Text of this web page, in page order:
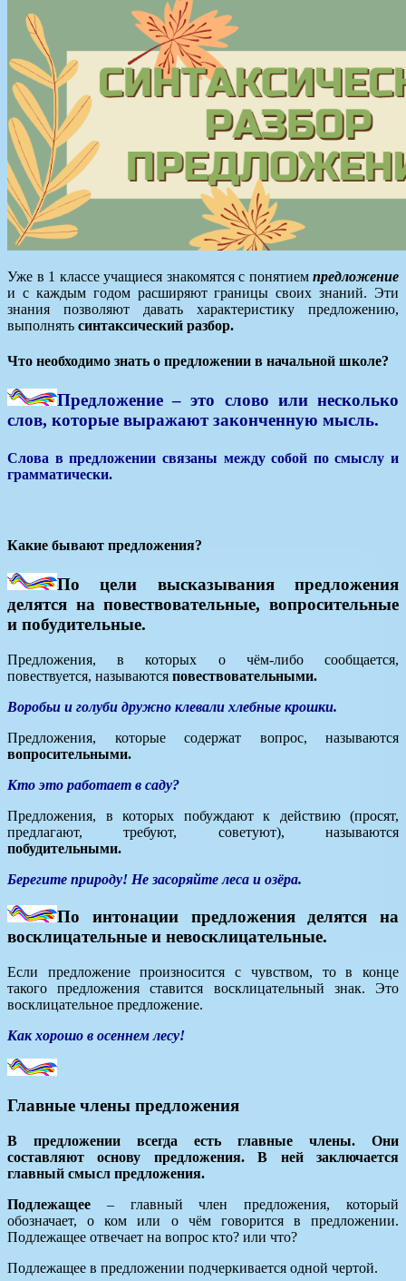
Уже в 1 классе учащиеся знакомятся с понятием предложение
и с каждым годом расширяют границы своих знаний. Эти
знания позволяют давать характеристику предложению,
выполнять синтаксический разбор.
Что необходимо знать о предложении в начальной школе?
Предложение – это слово или несколько
слов, которые выражают законченную мысль.
Слова в предложении связаны между собой по смыслу и
грамматически.
Какие бывают предложения?
По цели высказывания предложения
делятся наповествовательные, вопросительные
и побудительные.
Предложения, в которых о чём-либо сообщается,
повествуется, называются повествовательными.
Воробьи и голуби дружно клевали хлебные крошки.
Предложения, которые содержат вопрос, называются
вопросительными.
Кто это работает в саду?
Предложения, в которых побуждают к действию (просят,
предлагают, требуют, советуют), называются
побудительными.
Берегите природу! Не засоряйте леса и озёра.
По интонации предложения делятся на
восклицательные и невосклицательные.
Если предложение произносится с чувством, то в конце
такого предложения ставится восклицательный знак. Это
восклицательное предложение.
Как хорошо в осеннем лесу!
Главные члены предложения
В предложении всегда есть главные члены. Они
составляют основу предложения. В ней заключается
главный смысл предложения.
Подлежащее ‒ главный член предложения, который
обозначает, о ком или о чём говорится в предложении.
Подлежащее отвечает на вопрос кто? или что?
Подлежащее в предложении подчеркивается одной чертой.